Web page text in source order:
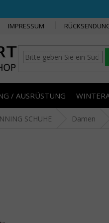
IMPRESSUM
/ AUSRÜSTUNG
SCHUHE Damen